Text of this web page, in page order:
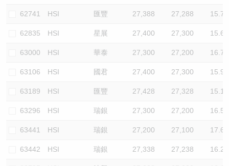
62741 HSI 匯豐 27,388 27,288 15.7
62835 HSI 星展 27,400 27,300 15.6
63000 HSI 華泰 27,300 27,200 16.7
63106 HSI 國君 27,400 27,300 15.9
63189 HSI 匯豐 27,428 27,328 15.1
63296 HSI 瑞銀 27,300 27,200 16.5
63441 HSI 瑞銀 27,200 27,100 17.6
63442 HSI 瑞銀 27,338 27,238 16.2